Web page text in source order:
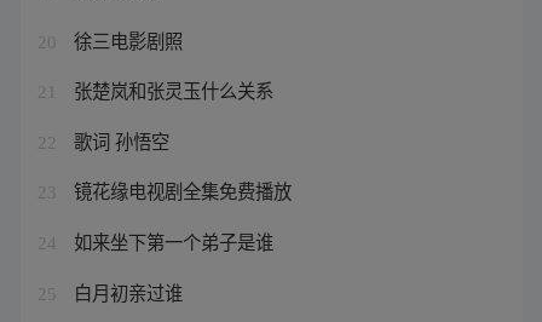
20 徐三电影剧照
21 张楚岚和张灵玉什么关系
22 歌词 孙悟空
23 镜花缘电视剧全集免费播放
24 如来坐下第一个弟子是谁
25 白月初亲过谁